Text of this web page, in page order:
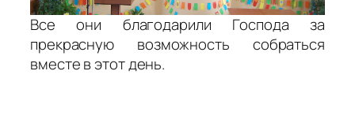
Все они благодарили Господа за
прекрасную возможность собраться
вместе в этот день.